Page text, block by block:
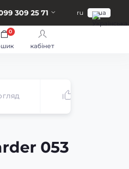
309 25 71 ru ua
0
кабінет
053